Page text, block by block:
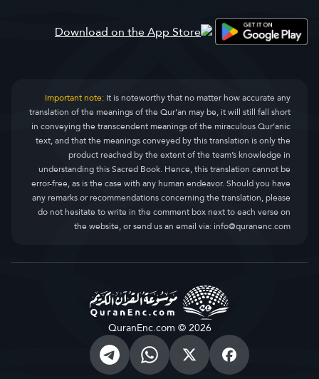
Important note:It is noteworthy that no matter how accurate any
translation of the meanings of the Qur’an may be, it will still fall short
in conveying the transcendent meanings of the miraculous Qur’anic
text, and that the meanings conveyed by this translation is only the
product reached by the extent of the team’s knowledge in
understanding this Sacred Book. Hence, this translation cannot be
error-free, as is the case with any human endeavor. Should you have
any remarks or recommendations concerning the translation, please
do not hesitate to write in the comment box next to each verse on
the website, or send us an email via:info@quranenc.com
QuranEnc.com © 2026